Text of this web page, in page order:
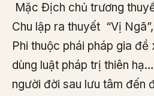
Mặc Địch chủ trương
Chu lập ra thuyết “Vị
Phi thuộc phái pháp gia
dùng luật pháp trị thiên
người đời sau lưu tâm đến